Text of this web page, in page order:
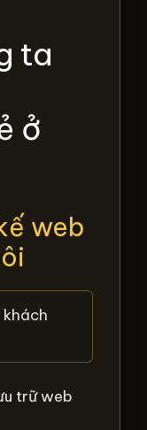
ta
ở
web
khách
trữ web